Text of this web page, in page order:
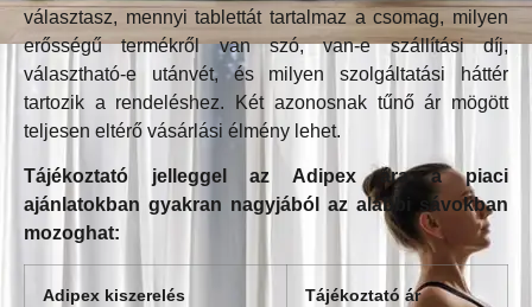
választasz, mennyi tablettát tartalmaz a csomag, milyen
erősségű termékről van szó, van-e szállítási díj,
választható-e utánvét, és milyen szolgáltatási háttér
tartozik a rendeléshez. Két azonosnak tűnő ár mögött
teljesen eltérő vásárlási élmény lehet.
Tájékoztató jelleggel az Adipex ára a piaci
ajánlatokban gyakran nagyjából az alábbi sávokban
mozoghat:
Adipex kiszerelés Tájékoztató ár